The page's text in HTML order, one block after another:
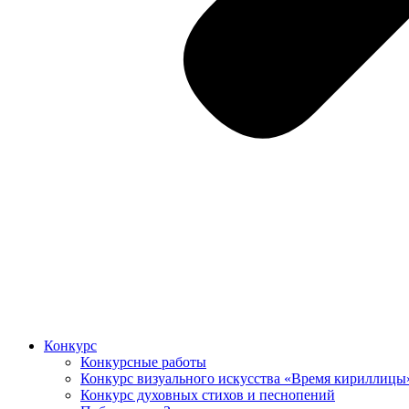
Конкурс
Конкурсные работы
Конкурс визуального искусства «Время
Конкурс духовных стихов и песнопений